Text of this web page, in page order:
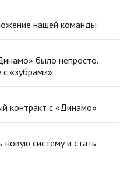
нашей команды
было непросто.
«зубрами»
контракт с «Динамо»
систему и стать